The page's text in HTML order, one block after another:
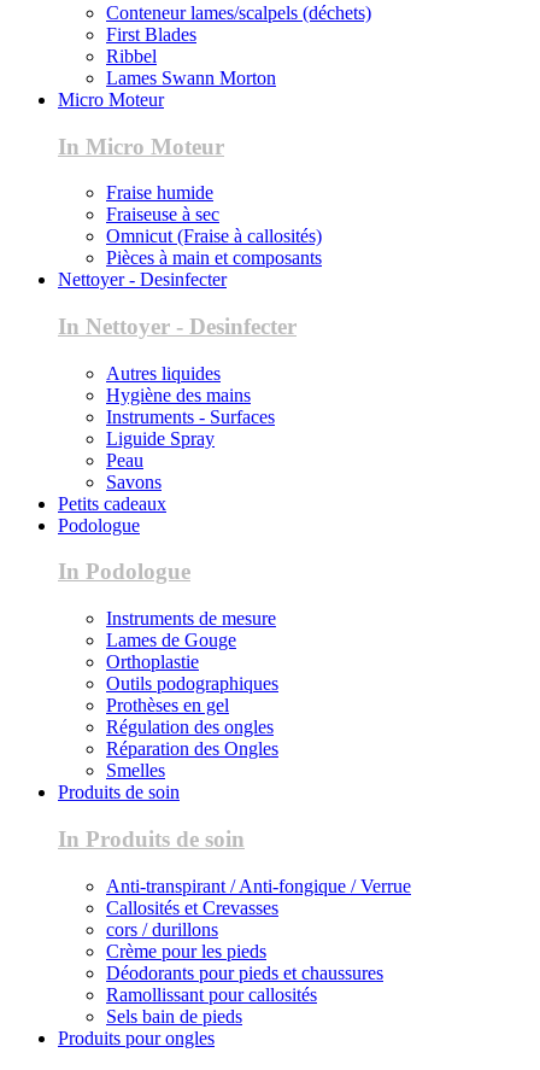
Conteneur lames/scalpels (déchets)
First Blades
Ribbel
Lames Swann Morton
Micro Moteur
In Micro Moteur
Fraise humide
Fraiseuse à sec
Omnicut (Fraise à callosités)
Pièces à main et composants
Nettoyer - Desinfecter
In Nettoyer - Desinfecter
Autres liquides
Hygiène des mains
Instruments - Surfaces
Liguide Spray
Peau
Savons
Petits cadeaux
Podologue
In Podologue
Instruments de mesure
Lames de Gouge
Orthoplastie
Outils podographiques
Prothèses en gel
Régulation des ongles
Réparation des Ongles
Smelles
Produits de soin
In Produits de soin
Anti-transpirant / Anti-fongique / Verrue
Callosités et Crevasses
cors / durillons
Crème pour les pieds
Déodorants pour pieds et chaussures
Ramollissant pour callosités
Sels bain de pieds
Produits pour ongles